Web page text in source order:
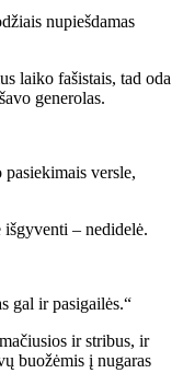
nupiešdamas
laiko fašistais, tad oda
generolas.
versle,
– nedidelė.
gal ir pasigailės.“
ir stribus, ir
buožėmis į nugaras